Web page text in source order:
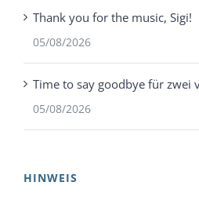
Thank you for the music, Sigi!
05/08/2026
Time to say goodbye für zwei
05/08/2026
HINWEIS